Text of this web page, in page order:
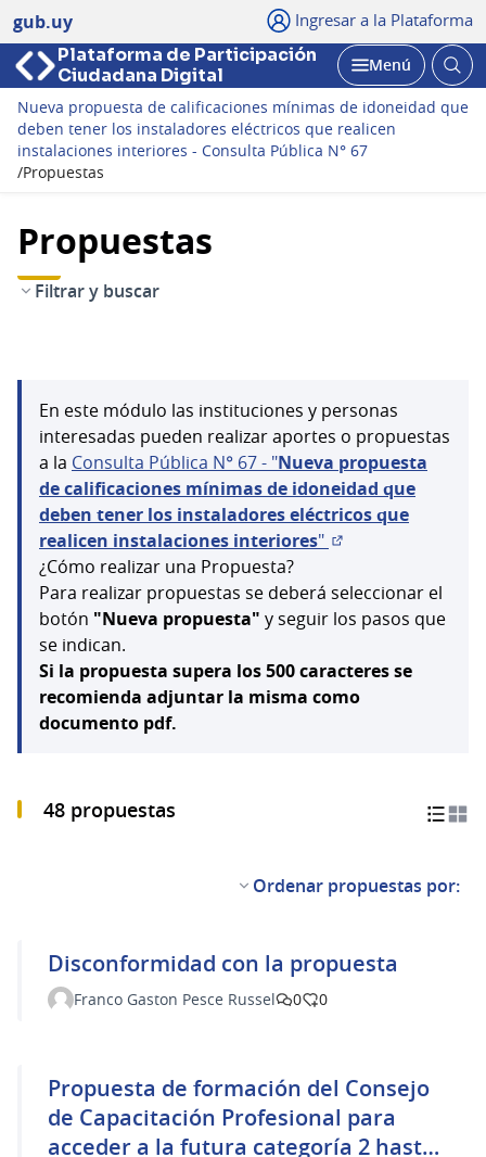
gub.uy Ingresar a la Plataforma
Plataforma de Participación
Ciudadana Digital
Abrir
Menú
Nueva propuesta de calificaciones mínimas de idoneidad que
deben tener los instaladores eléctricos que realicen
instalaciones interiores - Consulta Pública N° 67
/Propuestas
Propuestas
Filtrar y buscar
En este módulo las instituciones y personas
interesadas pueden realizar aportes o propuestas
a la Consulta Pública N° 67 - "Nueva propuesta
de calificaciones mínimas de idoneidad que
deben tener los instaladores eléctricos que
realicen instalaciones interiores"
¿Cómo realizar una Propuesta?
Para realizar propuestas se deberá seleccionar el
botón "Nueva propuesta" y seguir los pasos que
se indican.
Si la propuesta supera los 500 caracteres se
recomienda adjuntar la misma como
documento pdf.
48 propuestas
Ordenar propuestas por:
Disconformidad con la propuesta
Franco Gaston Pesce Russel 0 0
Propuesta de formación del Consejo
de Capacitación Profesional para
acceder a la futura categoría 2 hasta